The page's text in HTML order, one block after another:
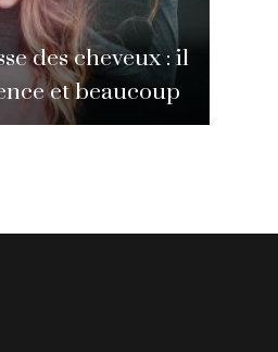
des cheveux : il
et beaucoup